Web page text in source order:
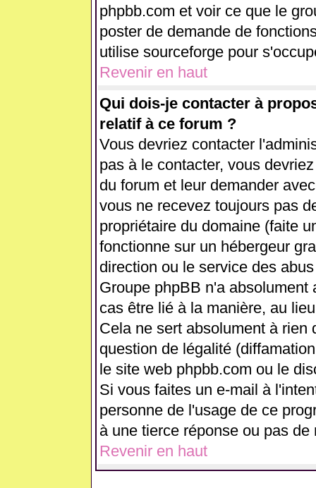
phpbb.com et voir ce que le
poster de demande de
utilise sourceforge pour
Revenir en haut
Qui dois-je contacter à
relatif à ce forum ?
Vous devriez contacter
pas à le contacter, vous
du forum et leur demander
vous ne recevez toujours pas
propriétaire du domaine (faite
fonctionne sur un hébergeur
direction ou le service des
Groupe phpBB n'a
cas être lié à la manière, au
Cela ne sert absolument à rien
question de légalité
le site web phpbb.com ou le
Si vous faites un e-mail à
personne de l'usage de ce
à une tierce réponse ou pas de
Revenir en haut